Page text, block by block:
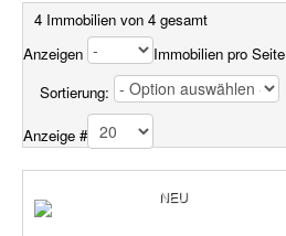
4 Immobilien von 4 gesamt
Anzeigen
Immobilien pro Seite
Sortierung:
Anzeige #
NEU